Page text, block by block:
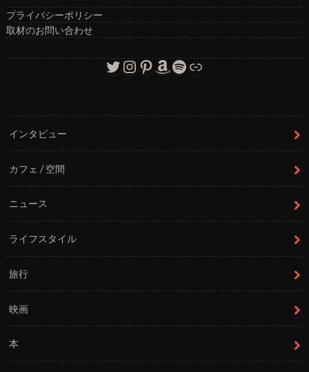
プライバシーポリシー
取材のお問い合わせ
Twitter
Instagram
Pinterest
Amazon
Spotify
リンク
インタビュー
カフェ / 空間
ニュース
ライフスタイル
旅行
映画
本